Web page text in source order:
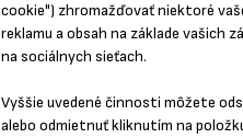
cookie") zhromažďovať niektoré
reklamu a obsah na základe vašich
na sociálnych sieťach.
Vyššie uvedené činnosti môžete
alebo odmietnuť kliknutím na